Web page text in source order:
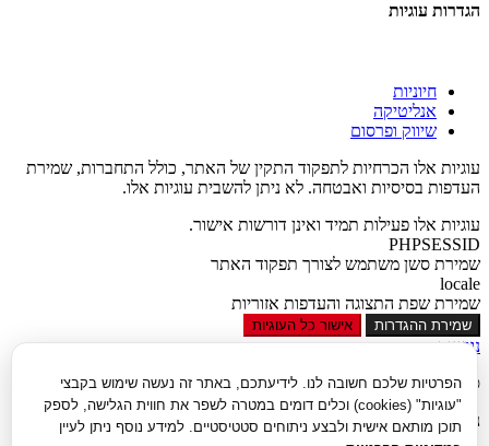
הפרטיות שלכם חשובה לנו. לידיעתכם, באתר זה נעשה שימוש בקבצי
"עוגיות" (cookies) וכלים דומים במטרה לשפר את חווית הגלישה, לספק
תוכן מותאם אישית ולבצע ניתוחים סטטיסטיים. למידע נוסף ניתן לעיין
הגדרות עוגיות
חיוניות
אנליטיקה
שיווק ופרסום
עוגיות אלו הכרחיות לתפקוד התקין של האתר, כולל התחברות, שמירת
העדפות בסיסיות ואבטחה. לא ניתן להשבית עוגיות אלו.
עוגיות אלו פעילות תמיד ואינן דורשות אישור.
PHPSESSID
שמירת סשן משתמש לצורך תפקוד האתר
locale
שמירת שפת התצוגה והעדפות אזוריות
שמירת ההגדרות אישור כל העוגיות
נגישות
סגור
נגישות